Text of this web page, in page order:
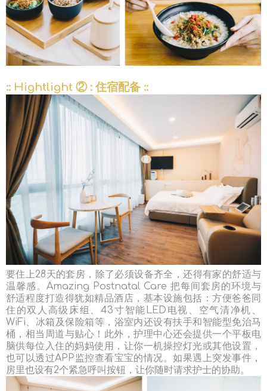
:: Hightlight ② : 住宿配备 ::
要住上28天的套房，除了必须设备齐全，还得有家的舒适与
温馨感。Amazing Postnatal Care 把每间套房的环境与
舒适程度打造得犹如精品酒店，基本设施包括：方便爸爸同
住的双人高级床组、43寸智能LED电视、空气清净机、
WiFi、冰箱及保险箱等，浴室内还设有扶手和智能型免治马
桶，相当周道与贴心！此外，护理中心还会提供一个平板电
脑供每位入住的妈妈使用，让你一机操控灯光或其他设置，
也可以透过APP监控查看宝宝的情况。如果遇上突发事件，
房里也设有2个紧急呼叫按钮，让你随时请求护士的协助。